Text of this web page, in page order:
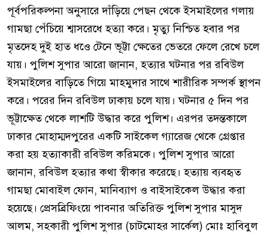
পূর্বপরিকল্পনা অনুসারে দাঁড়িয়ে পেছন থেকে ইসমাইলের গলায়
গামছা পেঁচিয়ে শ্বাসরেধে হত্যা করে। মৃত্যু নিশ্চিত হবার পর
মৃতদেহ দুই হাত ধওে টেনে ভূট্টা ক্ষেতের ভেতরে ফেলে রেখে চলে
যায়। পুলিশ সুপার আরো জানান, হত্যার ঘটনার পর রবিউল
ইসমাইলের বাড়িতে গিয়ে মাহমুদার সাথে শারীরিক সম্পর্ক স্থাপন
করে। পরের দিন রবিউল ঢাকায় চলে যায়। ঘটনার ৫ দিন পর
ভূট্টাক্ষেত থেকে লাশটি উদ্ধার করে পুলিশ। এরপর তদন্তকালে
ঢাকার মোহাম্মদপুরের একটি সাইকেল গ্যারেজ থেকে গ্রেপ্তার
করা হয় হত্যাকারী রবিউল করিমকে। পুলিশ সুপার আরো
জানান, রবিউল হত্যার কথা স্বীকার করেছে। হত্যায় ব্যবহৃত
গামছা মোবাইল ফোন, মানিব্যাগ ও বাইসাইকেল উদ্ধার করা
হয়েছে। প্রেসব্রিফিংয়ে পাবনার অতিরিক্ত পুলিশ সুপার মাসুদ
আলম, সহকারী পুলিশ সুপার (চাটমোহর সার্কেল) মোঃ হাবিবুল